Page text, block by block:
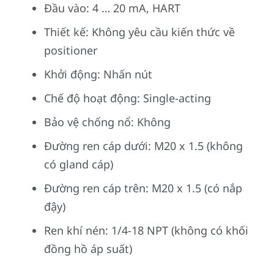
Đầu vào: 4 … 20 mA, HART
Thiết kế: Không yêu cầu kiến thức về
positioner
Khởi động: Nhấn nút
Chế độ hoạt động: Single-acting
Bảo vệ chống nổ: Không
Đường ren cáp dưới: M20 x 1.5 (không
có gland cáp)
Đường ren cáp trên: M20 x 1.5 (có nắp
đậy)
Ren khí nén: 1/4-18 NPT (không có khối
đồng hồ áp suất)